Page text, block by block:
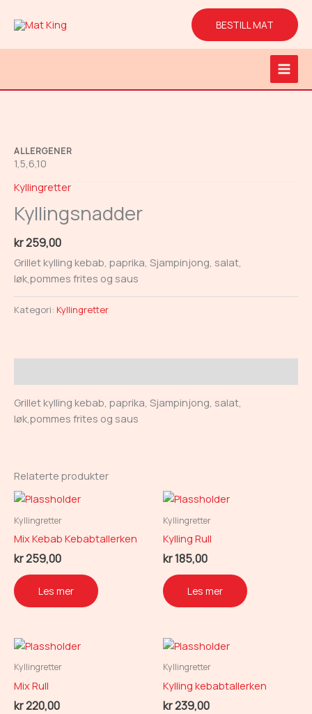
rett
BESTILL MAT
Main
ALLERGENER
1,5,6,10
Kyllingretter
Kyllingsnadder
kr259,00
Grillet kylling kebab, paprika, Sjampinjong, salat,
løk,pommes frites og saus
Kategori: Kyllingretter
Grillet kylling kebab, paprika, Sjampinjong, salat,
løk,pommes frites og saus
Relaterte produkter
Kyllingretter
Mix Kebab Kebabtallerken
kr259,00
Les mer
Kyllingretter
Kylling Rull
kr185,00
Les mer
Kyllingretter
Mix Rull
kr220,00
Kyllingretter
Kylling kebabtallerken
kr239,00